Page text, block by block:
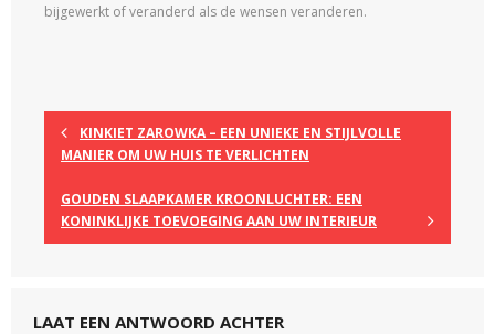
bijgewerkt of veranderd als de wensen veranderen.
KINKIET ZAROWKA – EEN UNIEKE EN STIJLVOLLE
MANIER OM UW HUIS TE VERLICHTEN
GOUDEN SLAAPKAMER KROONLUCHTER: EEN
KONINKLIJKE TOEVOEGING AAN UW INTERIEUR
LAAT EEN ANTWOORD ACHTER